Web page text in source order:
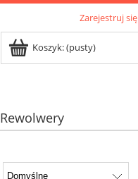
Zarejestruj się
Koszyk:(pusty)
Rewolwery